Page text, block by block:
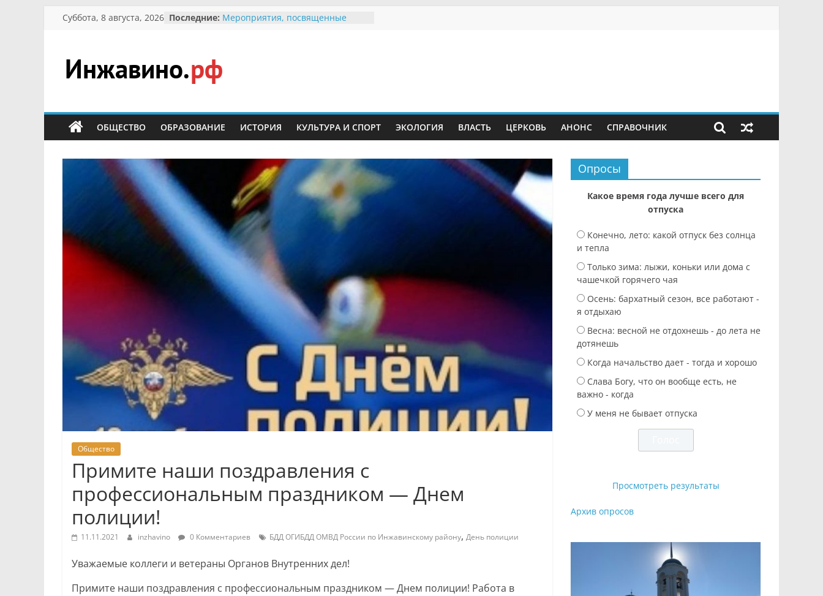
Перейти
Суббота, 8 августа, 2026 Последние: Мероприятия, посвященные
Безопасность в сети Интернет
Ученики приняли участие в
мероприятии «Сохраним
В вольере Воронинского
заповедника родились крапчатые
суслики
Инжавино.рф
сельский
портал
ОБЩЕСТВО ОБРАЗОВАНИЕ ИСТОРИЯ КУЛЬТУРА И СПОРТ ЭКОЛОГИЯ ВЛАСТЬ ЦЕРКОВЬ АНОНС СПРАВОЧНИК
Общество
Примите наши поздравления с
профессиональным праздником — Днем
полиции!
11.11.2021 inzhavino 0 Комментариев БДД ОГИБДД ОМВД России по Инжавинскому району, День полиции
Уважаемые коллеги и ветераны Органов Внутренних дел!
Примите наши поздравления с профессиональным праздником — Днем полиции! Работа в
Опросы
Какое время года лучше всего для
отпуска
Конечно, лето: какой отпуск без солнца
и тепла
Только зима: лыжи, коньки или дома с
чашечкой горячего чая
Осень: бархатный сезон, все работают -
я отдыхаю
Весна: весной не отдохнешь - до лета не
дотянешь
Когда начальство дает - тогда и хорошо
Слава Богу, что он вообще есть, не
важно - когда
У меня не бывает отпуска
Просмотреть результаты
Архив опросов